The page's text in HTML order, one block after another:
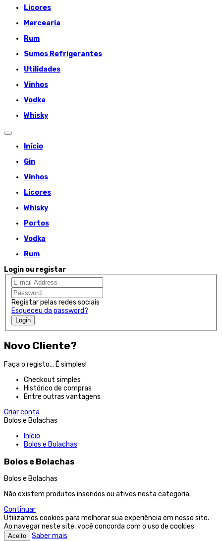
Licores
Mercearia
Rum
Sumos Refrigerantes
Utilidades
Vinhos
Vodka
Whisky
Início
Gin
Vinhos
Licores
Whisky
Portos
Vodka
Rum
Login ou registar
Registar pelas redes sociais
Esqueceu da password?
Login
Novo Cliente?
Faça o registo... É simples!
Checkout simples
Histórico de compras
Entre outras vantagens
Criar conta
Bolos e Bolachas
Início
Bolos e Bolachas
Bolos e Bolachas
Bolos e Bolachas
Não existem produtos inseridos ou ativos nesta categoria.
Continuar
Utilizamos cookies para melhorar sua experiência em nosso site.
Ao navegar neste site, você concorda com o uso de cookies
Aceito
Saber mais